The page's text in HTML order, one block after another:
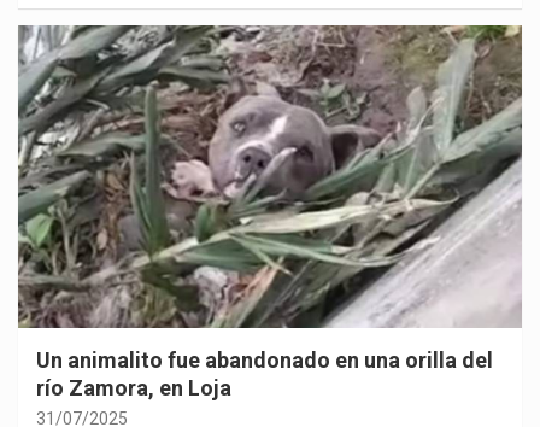
Un animalito fue abandonado en una orilla del
río Zamora, en Loja
31/07/2025